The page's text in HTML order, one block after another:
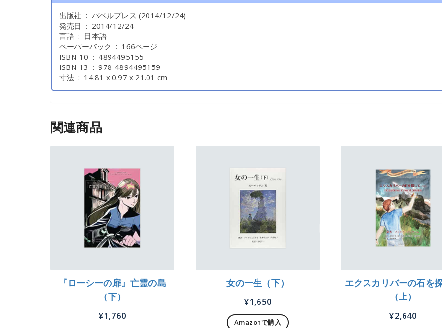
出版社 ‏ : ‎ バベルプレス (2014/12/24)
発売日 ‏ : ‎ 2014/12/24
言語 ‏ : ‎ 日本語
ペーパーバック ‏ : ‎ 166ページ
ISBN-10 ‏ : ‎ 4894495155
ISBN-13 ‏ : ‎ 978-4894495159
寸法 ‏ : ‎ 14.81 x 0.97 x 21.01 cm
関連商品
『ローシーの扉』亡霊の島
（下）
¥1,760
女の一生（下）
¥1,650
Amazonで購入
エクスカリバーの石を
（上）
¥2,640